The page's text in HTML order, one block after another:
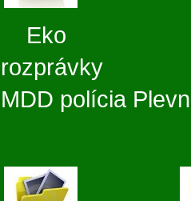
Eko
MDD polícia